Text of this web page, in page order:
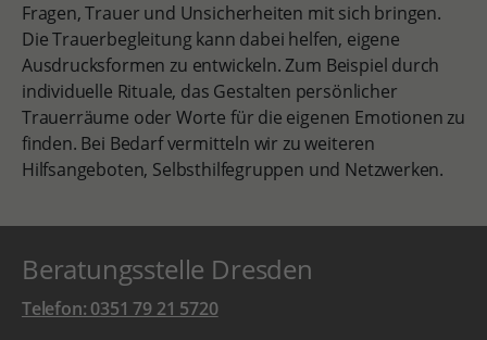
Fragen, Trauer und Unsicherheiten mit sich bringen.
Die Trauerbegleitung kann dabei helfen, eigene
Ausdrucksformen zu entwickeln. Zum Beispiel durch
individuelle Rituale, das Gestalten persönlicher
Trauerräume oder Worte für die eigenen Emotionen zu
finden. Bei Bedarf vermitteln wir zu weiteren
Hilfsangeboten, Selbsthilfegruppen und Netzwerken.
Beratungsstelle Dresden
Telefon: 0351 79 21 5720